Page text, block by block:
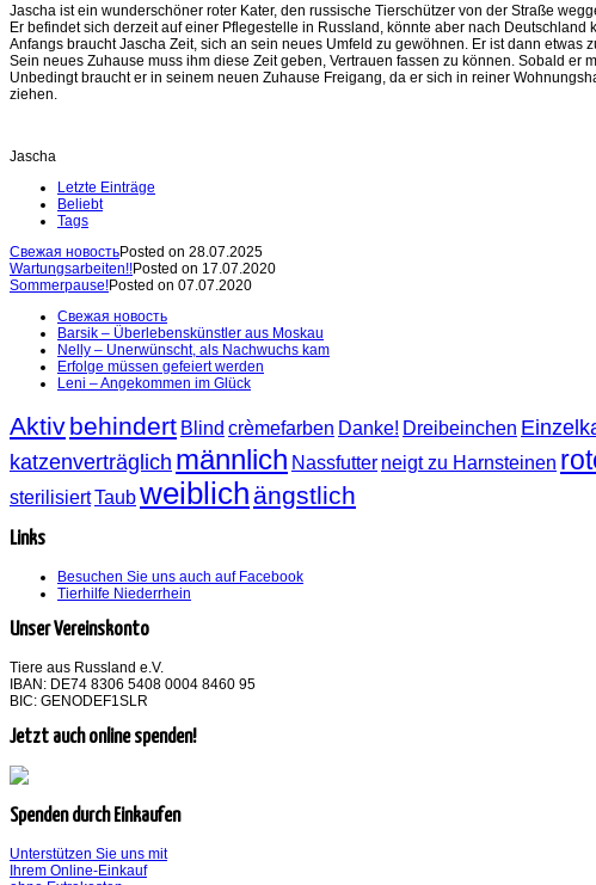
Jascha ist ein wunderschöner roter Kater, den russische Tierschützer von der Straße
Er befindet sich derzeit auf einer Pflegestelle in Russland, könnte aber nach
Anfangs braucht Jascha Zeit, sich an sein neues Umfeld zu gewöhnen. Er ist dann etwas
Sein neues Zuhause muss ihm diese Zeit geben, Vertrauen fassen zu können. Sobald er
Unbedingt braucht er in seinem neuen Zuhause Freigang, da er sich in reiner
ziehen.
Jascha
Letzte Einträge
Beliebt
Tags
Свежая новостьPosted on 28.07.2025
Wartungsarbeiten!!Posted on 17.07.2020
Sommerpause!Posted on 07.07.2020
Свежая новость
Barsik – Überlebenskünstler aus Moskau
Nelly – Unerwünscht, als Nachwuchs kam
Erfolge müssen gefeiert werden
Leni – Angekommen im Glück
Aktivbehindert Blind crèmefarben Danke! Dreibeinchen
katzenverträglich männlich Nassfutter neigt zu Harnsteinen
sterilisiertTaubweiblich ängstlich
Links
Besuchen Sie uns auch auf Facebook
Tierhilfe Niederrhein
Unser Vereinskonto
Tiere aus Russland e.V.
IBAN: DE74 8306 5408 0004 8460 95
BIC: GENODEF1SLR
Jetzt auch online spenden!
Spenden durch Einkaufen
Unterstützen Sie uns mit
Ihrem Online-Einkauf